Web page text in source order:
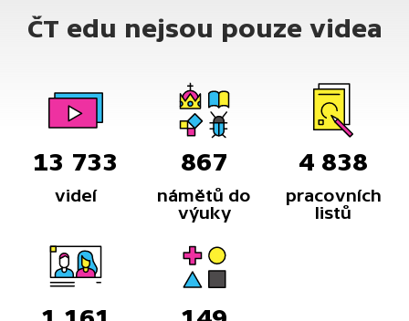
ČT edu nejsou pouze videa
13 733
videí
867
námětů do
výuky
4 838
pracovních
listů